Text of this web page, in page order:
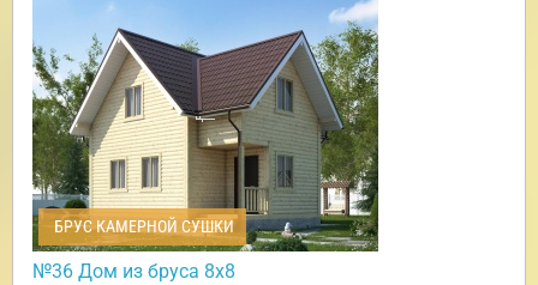
БРУС КАМЕРНОЙ СУШКИ
№36 Дом из бруса 8х8